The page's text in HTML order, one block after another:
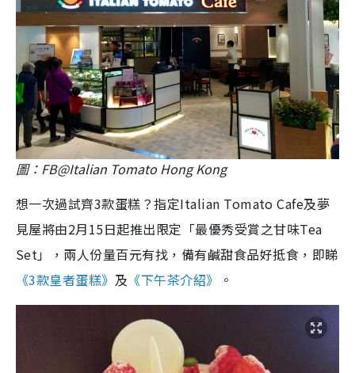
圖：FB@Italian Tomato Hong Kong
想一次過試齊3款蛋糕？指定Italian Tomato Cafe及夢
見屋將由2月15日起推出限定「最優秀受賞之甘味Tea
Set」，兩人份量百元有找，備有鹹甜食品好抵食，即睇
《3款皇者蛋糕》 及 《下午茶介紹》 。